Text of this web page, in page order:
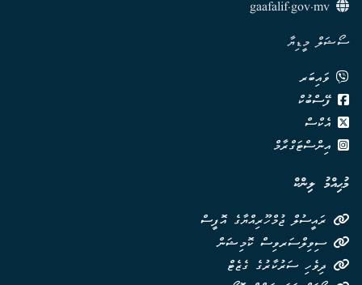
ސޯޝަލް މީޑިޔާ
ވައިބަރ
ފޭސްބުކް
އެކްސް
އިންސްޓަގްރާމް
މުޙިއްމު ލިންކް
ރައީސުލް ޖުމްހޫރިއްޔާގެ އޮފީސް
ސިވިލްސަރވިސް ކޮމިޝަން
ދިވެހި ސަރުކާރުގެ ގެޒެޓް